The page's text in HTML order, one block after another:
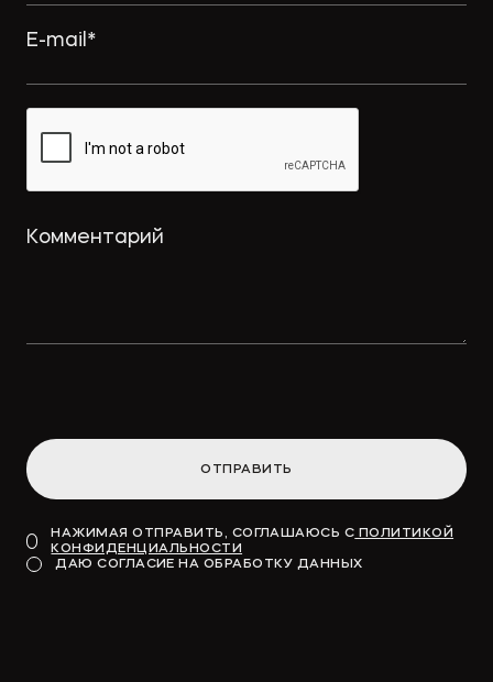
ОТПРАВИТЬ
НАЖИМАЯ ОТПРАВИТЬ, СОГЛАШАЮСЬ С ПОЛИТИКОЙ
КОНФИДЕНЦИАЛЬНОСТИ
ДАЮ СОГЛАСИЕ НА ОБРАБОТКУ ДАННЫХ